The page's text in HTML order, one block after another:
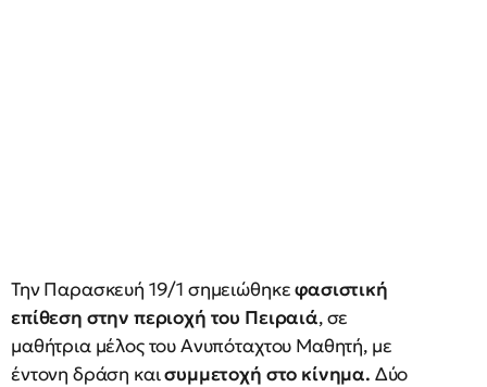
Την Παρασκευή 19/1 σημειώθηκεφασιστική
επίθεση στην περιοχή του Πειραιά, σε
μαθήτρια μέλος του Ανυπόταχτου Μαθητή, με
έντονη δράση καισυμμετοχή στο κίνημα. Δύο